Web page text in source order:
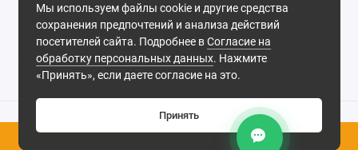
0
Мы используем файлы cookie и другие средства
сохранения предпочтений и анализа действий
посетителей сайта. Подробнее вСогласие на
обработку персональных данных. Нажмите
«Принять», если даете согласие на это.
Принять
620030, г. Екатеринбург, ул. Карьерная, д. 14, оф. 14.
Мы в сети